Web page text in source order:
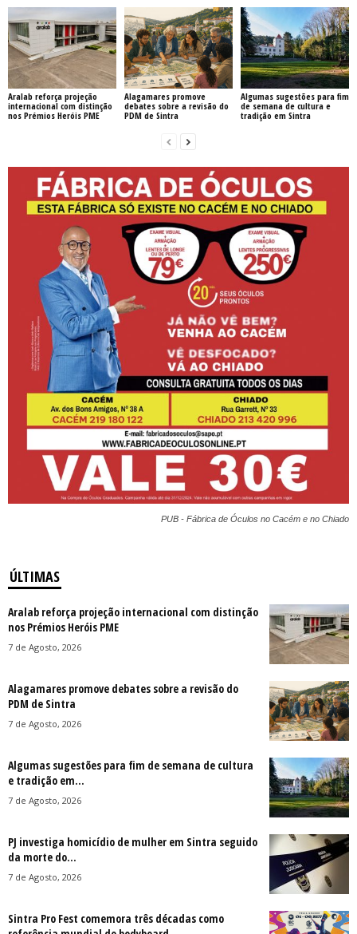
Aralab reforça projeção
internacional com distinção
nos Prémios Heróis PME
Alagamares promove
debates sobre a revisão do
PDM de Sintra
Algumas sugestões para fim
de semana de cultura e
tradição em Sintra
PUB - Fábrica de Óculos no Cacém e no Chiado
ÚLTIMAS
Aralab reforça projeção internacional com distinção
nos Prémios Heróis PME
7 de Agosto, 2026
Alagamares promove debates sobre a revisão do
PDM de Sintra
7 de Agosto, 2026
Algumas sugestões para fim de semana de cultura
e tradição em...
7 de Agosto, 2026
PJ investiga homicídio de mulher em Sintra seguido
da morte do...
7 de Agosto, 2026
Sintra Pro Fest comemora três décadas como